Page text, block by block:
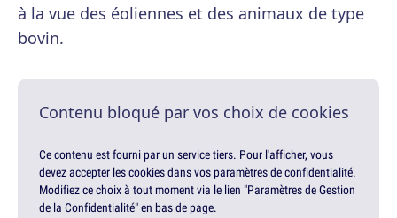
à la vue des éoliennes et des animaux de type
bovin.
Contenu bloqué par vos choix de cookies
Ce contenu est fourni par un service tiers. Pour l'afficher, vous
devez accepter les cookies dans vos paramètres de confidentialité.
Modifiez ce choix à tout moment via le lien "Paramètres de Gestion
de la Confidentialité" en bas de page.